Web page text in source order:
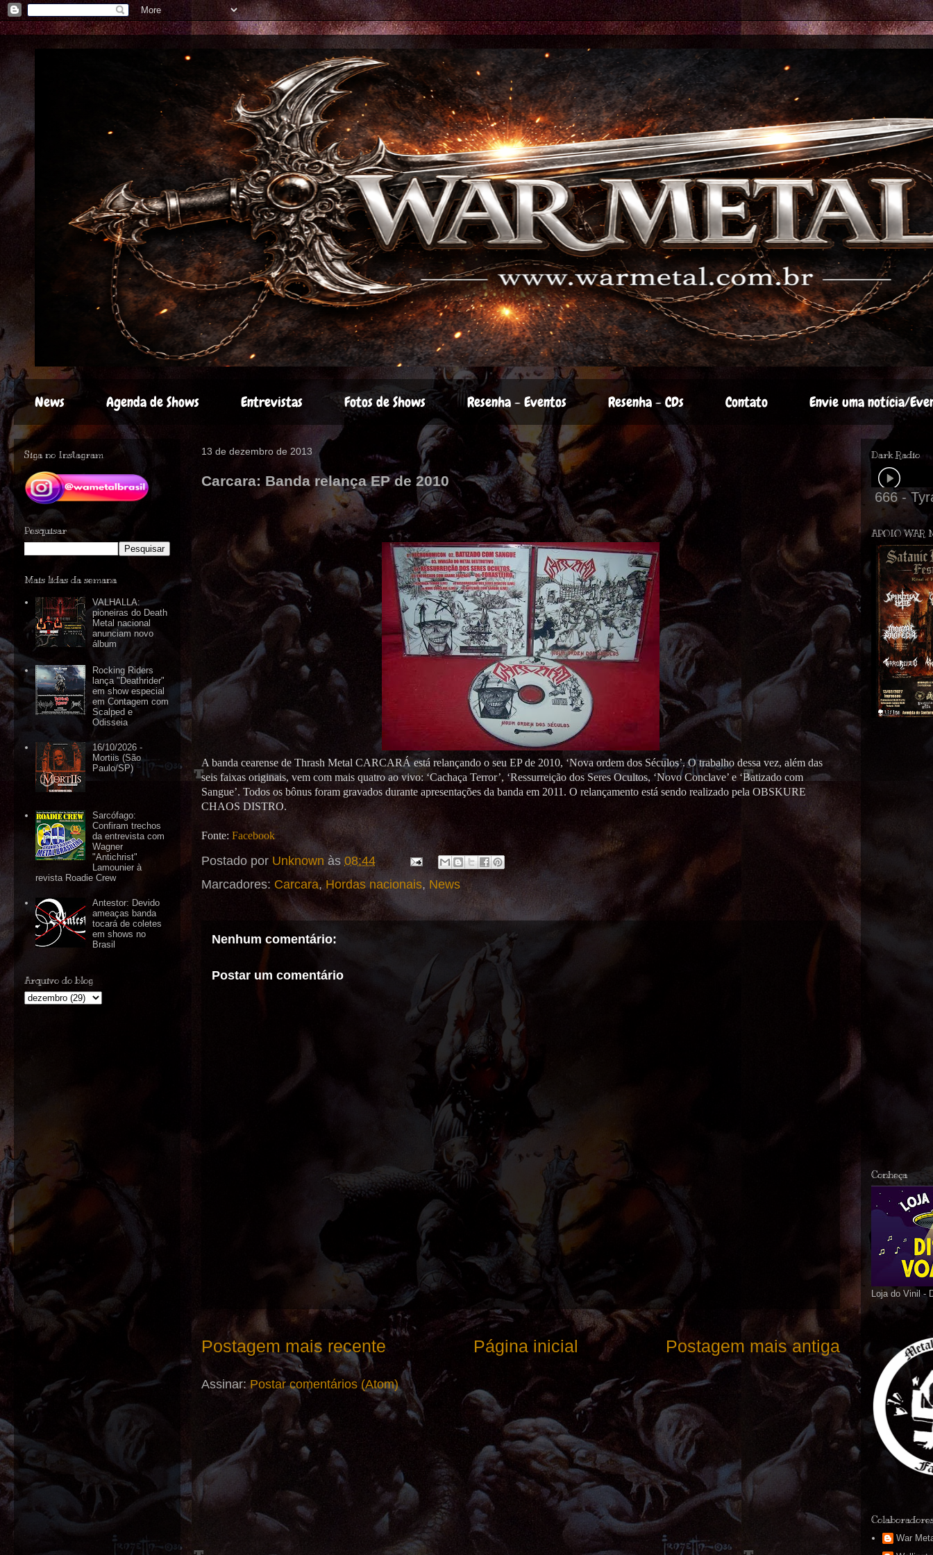
News Agenda de Shows Entrevistas Fotos de Shows Resenha - Eventos Resenha - CDs Contato Envie uma notícia/
13 de dezembro de 2013
Carcara: Banda relança EP de 2010
A banda cearense de Thrash Metal CARCARÁ está relançando o seu EP de 2010, ‘Nova ordem dos Séculos’. O trabalho dessa vez, além das
seis faixas originais, vem com mais quatro ao vivo: ‘Cachaça Terror’, ‘Ressurreição dos Seres Ocultos, ‘Novo Conclave’ e ‘Batizado com
Sangue’. Todos os bônus foram gravados durante apresentações da banda em 2011. O relançamento está sendo realizado pela OBSKURE
CHAOS DISTRO.
Fonte: Facebook
Postado por Unknown às 08:44
Marcadores: Carcara,Hordas nacionais, News
Nenhum comentário:
Postar um comentário
Postagem mais recente Postagem mais antiga
Página inicial
Assinar:Postar comentários (Atom)
Siga no Instagram
Pesquisar
Mais lidas da semana
VALHALLA:
pioneiras do Death
Metal nacional
anunciam novo
álbum
Rocking Riders
lança "Deathrider"
em show especial
em Contagem com
Scalped e
Odisseia
16/10/2026 -
Mortiis (São
Paulo/SP)
Sarcófago:
Confiram trechos
da entrevista com
Wagner
"Antichrist"
Lamounier à
revista Roadie Crew
Antestor: Devido
ameaças banda
tocará de coletes
em shows no
Brasil
Arquivo do blog
Dark Radio
APOIO WAR
Conheça
Loja do Vinil -
War